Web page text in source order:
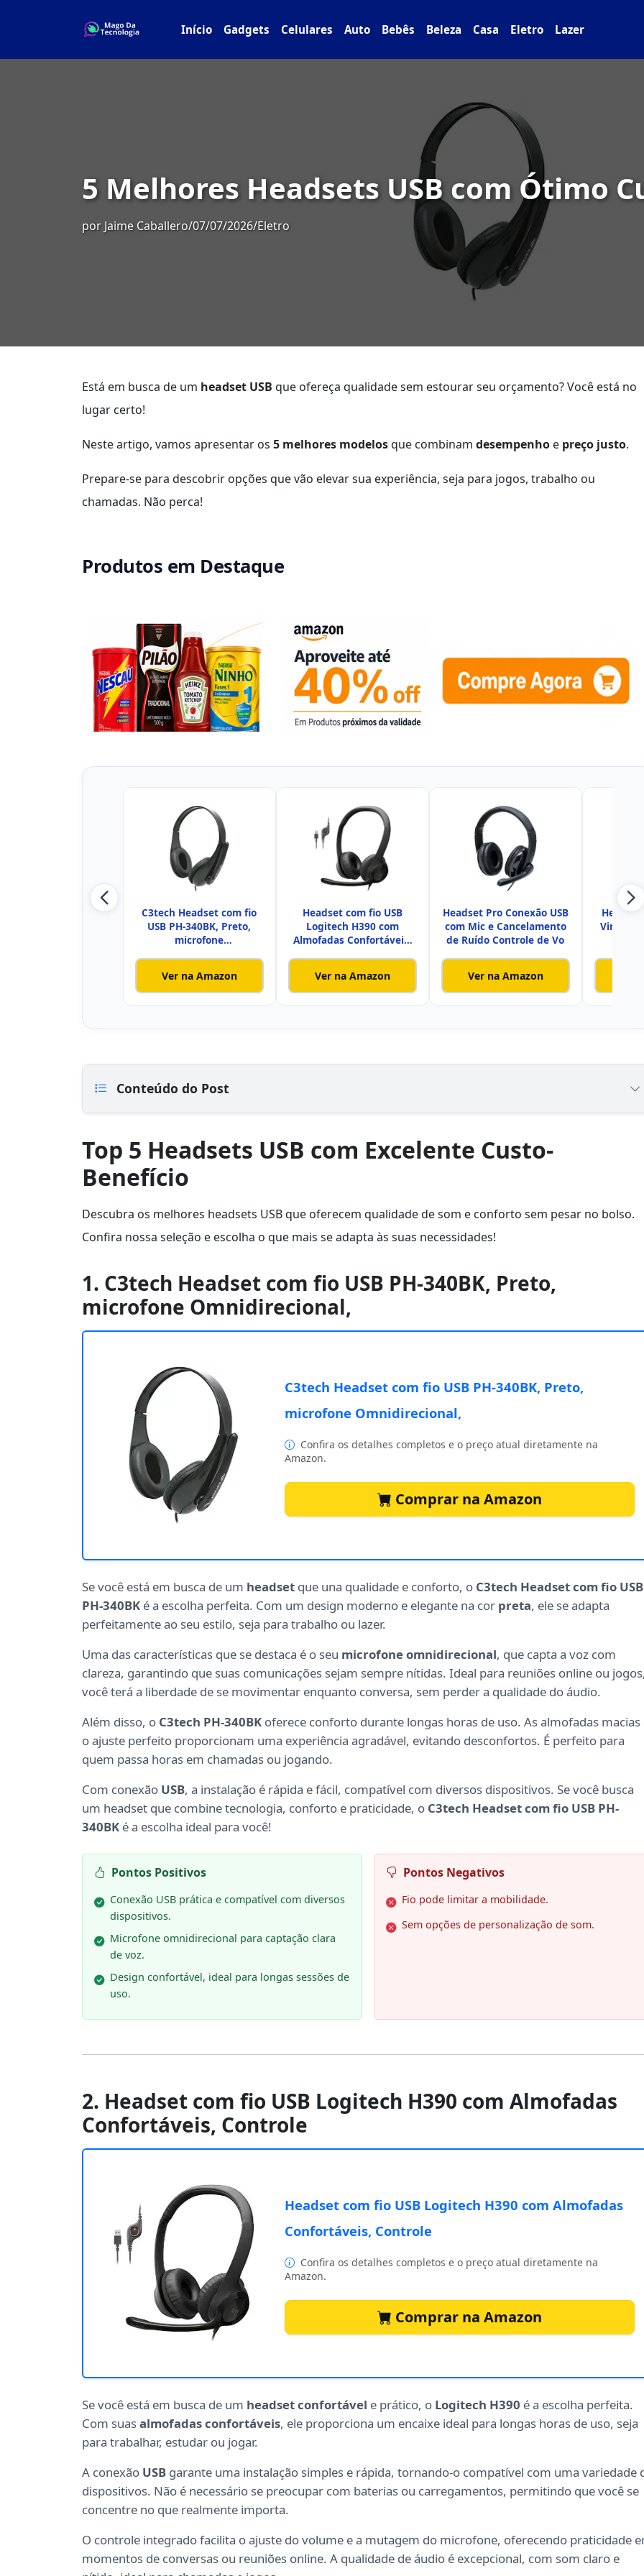
Início Gadgets Celulares Auto Bebês Beleza Casa Eletro Lazer
5 Melhores Headsets USB com Ótimo
por Jaime Caballero/07/07/2026/Eletro
Está em busca de um headset USB que ofereça qualidade sem estourar seu orçamento? Você está no
lugar certo!
Neste artigo, vamos apresentar os 5 melhores modelosque combinam desempenho e preço justo.
Prepare-se para descobrir opções que vão elevar sua experiência, seja para jogos, trabalho ou
chamadas. Não perca!
Produtos em Destaque
C3tech Headset com fio
USB PH-340BK, Preto,
microfone
Ver na Amazon
Headset com fio USB
Logitech H390 com
Almofadas Confortáveis,
Ver na Amazon
Headset Pro Conexão USB
com Mic e Cancelamento
de Ruído Controle de Vo
Ver na Amazon
Headset
Virtual
Conteúdo do Post
Top 5 Headsets USB com Excelente Custo-
Benefício
Descubra os melhores headsets USB que oferecem qualidade de som e conforto sem pesar no bolso.
Confira nossa seleção e escolha o que mais se adapta às suas necessidades!
1. C3tech Headset com fio USB PH-340BK, Preto,
microfone Omnidirecional,
C3tech Headset com fio USB PH-340BK, Preto,
microfone Omnidirecional,
Confira os detalhes completos e o preço atual diretamente na
Amazon.
Comprar na Amazon
Se você está em busca de um headset que una qualidade e conforto, o C3tech Headset com fio USB
PH-340BK é a escolha perfeita. Com um design moderno e elegante na cor preta, ele se adapta
perfeitamente ao seu estilo, seja para trabalho ou lazer.
Uma das características que se destaca é o seu microfone omnidirecional, que capta a voz com
clareza, garantindo que suas comunicações sejam sempre nítidas. Ideal para reuniões online ou
você terá a liberdade de se movimentar enquanto conversa, sem perder a qualidade do áudio.
Além disso, o C3tech PH-340BK oferece conforto durante longas horas de uso. As almofadas macias
o ajuste perfeito proporcionam uma experiência agradável, evitando desconfortos. É perfeito para
quem passa horas em chamadas ou jogando.
Com conexão USB, a instalação é rápida e fácil, compatível com diversos dispositivos. Se você busca
um headset que combine tecnologia, conforto e praticidade, o C3tech Headset com fio USB PH-
340BK é a escolha ideal para você!
Pontos Positivos
Conexão USB prática e compatível com diversos
dispositivos.
Microfone omnidirecional para captação clara
de voz.
Design confortável, ideal para longas sessões de
uso.
Pontos Negativos
Fio pode limitar a mobilidade.
Sem opções de personalização de som.
2. Headset com fio USB Logitech H390 com Almofadas
Confortáveis, Controle
Headset com fio USB Logitech H390 com Almofadas
Confortáveis, Controle
Confira os detalhes completos e o preço atual diretamente na
Amazon.
Comprar na Amazon
Se você está em busca de um headset confortável e prático, o Logitech H390 é a escolha perfeita.
Com suasalmofadas confortáveis, ele proporciona um encaixe ideal para longas horas de uso, seja
para trabalhar, estudar ou jogar.
A conexão USB garante uma instalação simples e rápida, tornando-o compatível com uma variedade
dispositivos. Não é necessário se preocupar com baterias ou carregamentos, permitindo que você se
concentre no que realmente importa.
O controle integrado facilita o ajuste do volume e a mutagem do microfone, oferecendo praticidade
momentos de conversas ou reuniões online. A qualidade de áudio é excepcional, com som claro e